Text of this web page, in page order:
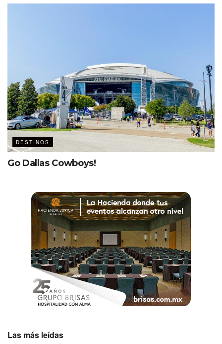
DESTINOS
Go Dallas Cowboys!
Las más leídas